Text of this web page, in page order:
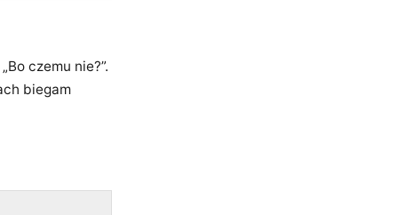
czemu nie?”.
biegam